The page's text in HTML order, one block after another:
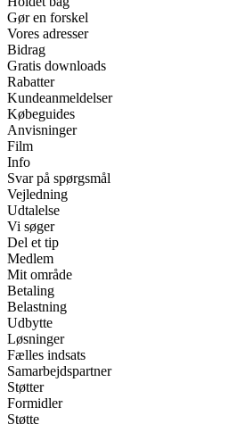
Gør en forskel
Vores adresser
Bidrag
Gratis downloads
Rabatter
Kundeanmeldelser
Købeguides
Anvisninger
Film
Info
Svar på spørgsmål
Vejledning
Udtalelse
Vi søger
Del et tip
Medlem
Mit område
Betaling
Belastning
Udbytte
Løsninger
Fælles indsats
Samarbejdspartner
Støtter
Formidler
Støtte